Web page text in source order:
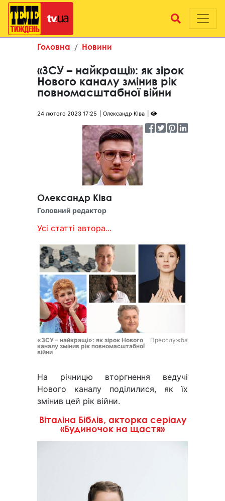
Головна Новини
«ЗСУ – найкращі»: як зірок
Нового каналу змінив рік
повномасштабної війни
24 лютого 2023 17:25 Олександр КІва
Олександр КІва
Головний редактор
Усі статті автора...
«ЗСУ – найкращі»: як зірок Нового
каналу змінив рік повномасштабної
війни
Пресслужба
На річницю вторгнення ведучі
Нового каналу поділилися, як їх
змінив цей рік війни.
Віталіна Біблів, акторка серіалу
«Будиночок на щастя»